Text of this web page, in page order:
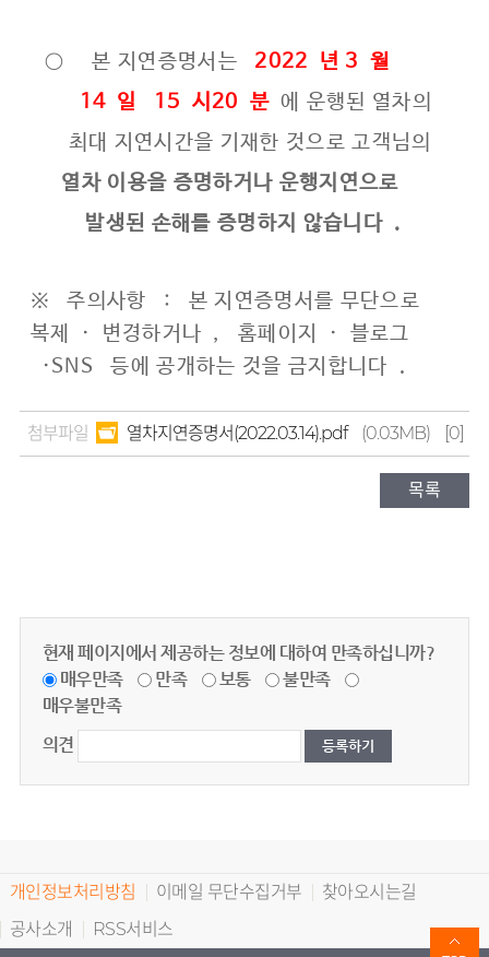
○ 본 지연증명서는 2022 년 3 월
14 일 15 시20 분 에 운행된 열차의
최대 지연시간을 기재한 것으로 고객님의
열차 이용을 증명하거나 운행지연으로
발생된 손해를 증명하지 않습니다 .
※ 주의사항 :
본 지연증명서를 무단으로
복제
· 변경하거나 , 홈페이지 ·
블로그
·SNS
등에 공개하는 것을 금지합니다 .
첨부파일 열차지연증명서(2022.03.14).pdf (0.03MB) [0]
목록
현재 페이지에서 제공하는 정보에 대하여 만족하십니까?
매우만족
만족 보통
불만족
매우불만족
의견
개인정보처리방침 이메일 무단수집거부
찾아오시는길
공사소개
RSS서비스